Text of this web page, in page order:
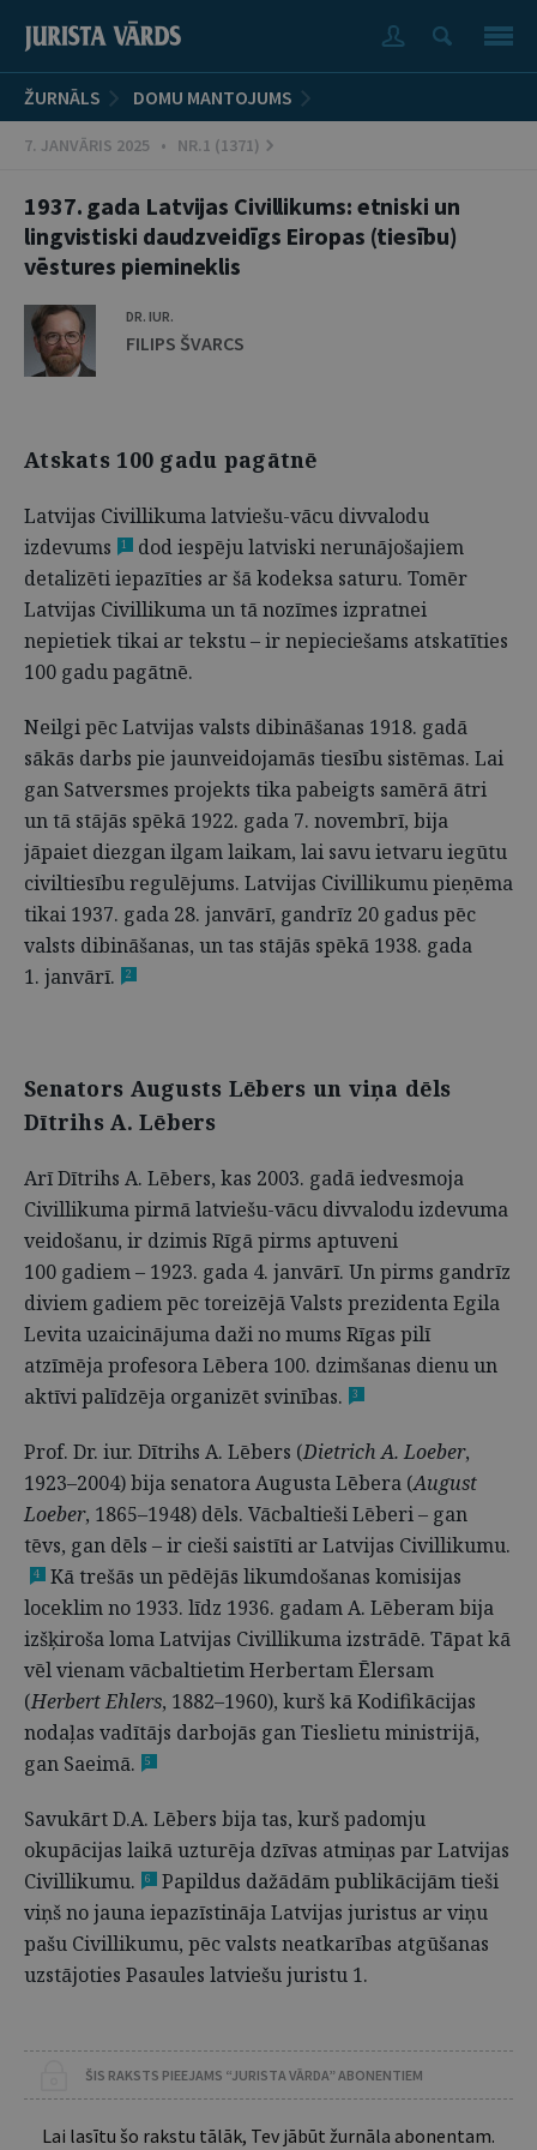
ŽURNĀLS DOMU MANTOJUMS
7. JANVĀRIS 2025 • NR.1 (1371)
1937. gada Latvijas Civillikums: etniski un
lingvistiski daudzveidīgs Eiropas (tiesību)
vēstures piemineklis
DR. IUR.
FILIPS ŠVARCS
Atskats 100 gadu pagātnē
Latvijas Civillikuma latviešu-vācu divvalodu
izdevums
1
dod iespēju latviski nerunājošajiem
detalizēti iepazīties ar šā kodeksa saturu. Tomēr
Latvijas Civillikuma un tā nozīmes izpratnei
nepietiek tikai ar tekstu – ir nepieciešams atskatīties
100 gadu pagātnē.
Neilgi pēc Latvijas valsts dibināšanas 1918. gadā
sākās darbs pie jaunveidojamās tiesību sistēmas. Lai
gan Satversmes projekts tika pabeigts samērā ātri
un tā stājās spēkā 1922. gada 7. novembrī, bija
jāpaiet diezgan ilgam laikam, lai savu ietvaru iegūtu
civiltiesību regulējums. Latvijas Civillikumu pieņēma
tikai 1937. gada 28. janvārī, gandrīz 20 gadus pēc
valsts dibināšanas, un tas stājās spēkā 1938. gada
1. janvārī.
2
Senators Augusts Lēbers un viņa dēls
Dītrihs A. Lēbers
Arī Dītrihs A. Lēbers, kas 2003. gadā iedvesmoja
Civillikuma pirmā latviešu-vācu divvalodu izdevuma
veidošanu, ir dzimis Rīgā pirms aptuveni
100 gadiem – 1923. gada 4. janvārī. Un pirms gandrīz
diviem gadiem pēc toreizējā Valsts prezidenta Egila
Levita uzaicinājuma daži no mums Rīgas pilī
atzīmēja profesora Lēbera 100. dzimšanas dienu un
aktīvi palīdzēja organizēt svinības.
3
Prof. Dr. iur. Dītrihs A. Lēbers (Dietrich A. Loeber,
1923–2004) bija senatora Augusta Lēbera (August
Loeber, 1865–1948) dēls. Vācbaltieši Lēberi – gan
tēvs, gan dēls – ir cieši saistīti ar Latvijas Civillikumu.
4
Kā trešās un pēdējās likumdošanas komisijas
loceklim no 1933. līdz 1936. gadam A. Lēberam bija
izšķiroša loma Latvijas Civillikuma izstrādē. Tāpat kā
vēl vienam vācbaltietim Herbertam Ēlersam
(Herbert Ehlers, 1882–1960), kurš kā Kodifikācijas
nodaļas vadītājs darbojās gan Tieslietu ministrijā,
gan Saeimā.
5
Savukārt D.A. Lēbers bija tas, kurš padomju
okupācijas laikā uzturēja dzīvas atmiņas par Latvijas
Civillikumu.
6
Papildus dažādām publikācijām tieši
viņš no jauna iepazīstināja Latvijas juristus ar viņu
pašu Civillikumu, pēc valsts neatkarības atgūšanas
uzstājoties Pasaules latviešu juristu 1.
ŠIS RAKSTS PIEEJAMS “JURISTA VĀRDA” ABONENTIEM
Lai lasītu šo rakstu tālāk, Tev jābūt žurnāla abonentam.